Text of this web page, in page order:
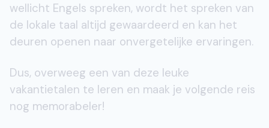
wellicht Engels spreken, wordt het spreken van
de lokale taal altijd gewaardeerd en kan het
deuren openen naar onvergetelijke ervaringen.
Dus, overweeg een van deze leuke
vakantietalen te leren en maak je volgende reis
nog memorabeler!